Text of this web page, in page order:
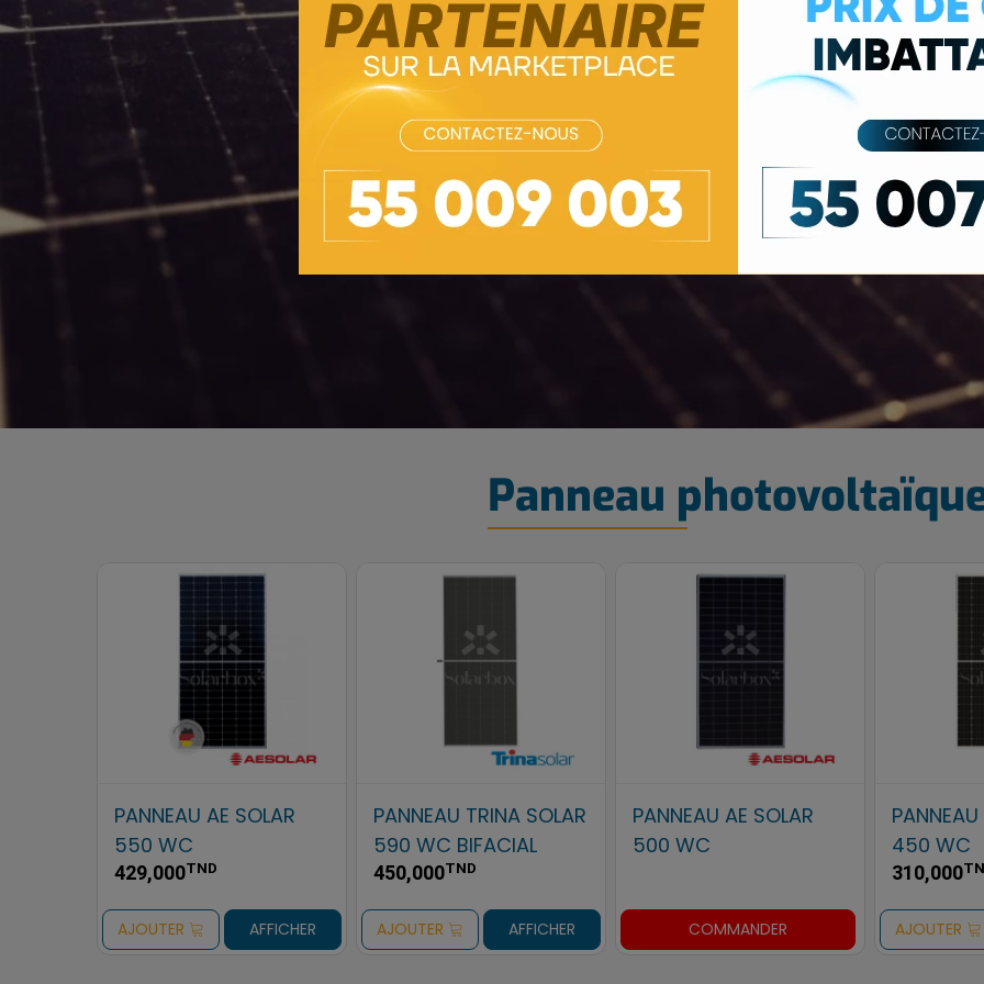
Panneau
PANNEAU AE SOLAR
500 WC
COMMANDER
PANNEAU CSP SOLAR
450 WC
310,000TND
AJOUTER AFFICHER
PANNEAU CSP SOLAR
275 WC
AJOUTER AFFICHER
600
457,000
AJOUTER